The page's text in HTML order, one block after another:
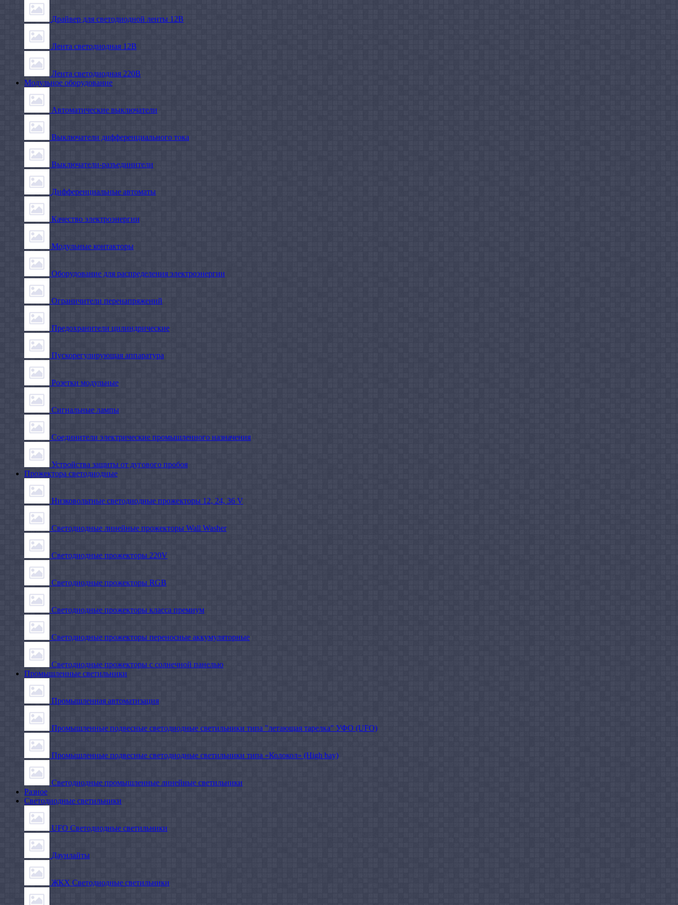
Драйвер для светодиодной ленты 12В
Лента светодиодная 12В
Лента светодиодная 220В
Модульное оборудование
Автоматические выключатели
Выключатели дифференциального тока
Выключатели-разъединители
Дифференциальные автоматы
Качество электроэнергии
Модульные контакторы
Оборудование для распределения электроэнергии
Ограничители перенапряжений
Предохранители цилиндрические
Пускорегулирующая аппаратура
Розетки модульные
Сигнальные лампы
Соединители электрические промышленного назначения
Устройства защиты от дугового пробоя
Прожектора светодиодные
Низковольтные светодиодные прожекторы 12, 24, 36 V
Светодиодные линейные прожекторы Wall Washer
Светодиодные прожекторы 220V
Светодиодные прожекторы RGB
Светодиодные прожекторы класса премиум
Светодиодные прожекторы переносные аккумуляторные
Светодиодные прожекторы с солнечной панелью
Промышленные светильники
Промышленная автоматизация
Промышленные подвесные cветодиодные светильники типа "летающая тарелка" УФО (UFO)
Промышленные подвесные cветодиодные светильники типа «Колокол» (High bay)
Светодиодные промышленные линейные светильники
Разное
Светодиодные светильники
UFO Светодиодные светильники
Даунлайты
ЖКХ Светодиодные светильники